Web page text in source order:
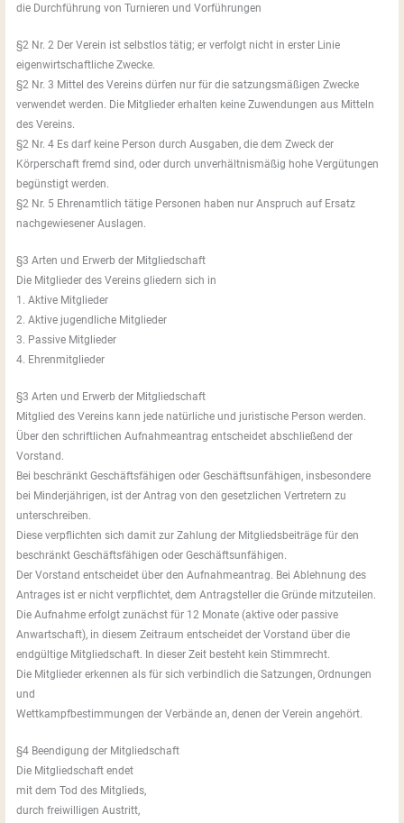
die Durchführung von Turnieren und Vorführungen
§2 Nr. 2 Der Verein ist selbstlos tätig; er verfolgt nicht in erster Linie
eigenwirtschaftliche Zwecke.
§2 Nr. 3 Mittel des Vereins dürfen nur für die satzungsmäßigen Zwecke
verwendet werden. Die Mitglieder erhalten keine Zuwendungen aus Mitteln
des Vereins.
§2 Nr. 4 Es darf keine Person durch Ausgaben, die dem Zweck der
Körperschaft fremd sind, oder durch unverhältnismäßig hohe Vergütungen
begünstigt werden.
§2 Nr. 5 Ehrenamtlich tätige Personen haben nur Anspruch auf Ersatz
nachgewiesener Auslagen.
§3 Arten und Erwerb der Mitgliedschaft
Die Mitglieder des Vereins gliedern sich in
1. Aktive Mitglieder
2. Aktive jugendliche Mitglieder
3. Passive Mitglieder
4. Ehrenmitglieder
§3 Arten und Erwerb der Mitgliedschaft
Mitglied des Vereins kann jede natürliche und juristische Person werden.
Über den schriftlichen Aufnahmeantrag entscheidet abschließend der
Vorstand.
Bei beschränkt Geschäftsfähigen oder Geschäftsunfähigen, insbesondere
bei Minderjährigen, ist der Antrag von den gesetzlichen Vertretern zu
unterschreiben.
Diese verpflichten sich damit zur Zahlung der Mitgliedsbeiträge für den
beschränkt Geschäftsfähigen oder Geschäftsunfähigen.
Der Vorstand entscheidet über den Aufnahmeantrag. Bei Ablehnung des
Antrages ist er nicht verpflichtet, dem Antragsteller die Gründe mitzuteilen.
Die Aufnahme erfolgt zunächst für 12 Monate (aktive oder passive
Anwartschaft), in diesem Zeitraum entscheidet der Vorstand über die
endgültige Mitgliedschaft. In dieser Zeit besteht kein Stimmrecht.
Die Mitglieder erkennen als für sich verbindlich die Satzungen, Ordnungen
und
Wettkampfbestimmungen der Verbände an, denen der Verein angehört.
§4 Beendigung der Mitgliedschaft
Die Mitgliedschaft endet
mit dem Tod des Mitglieds,
durch freiwilligen Austritt,